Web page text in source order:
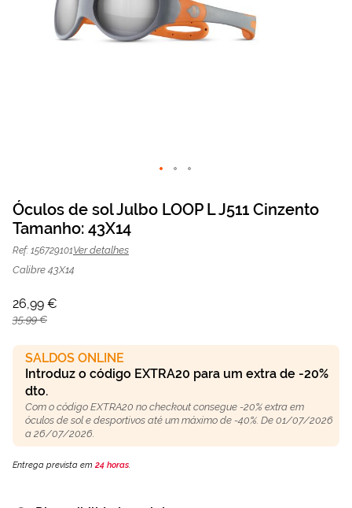
Óculos de sol Julbo J511 Cinzento |
Mais Optica
para
o
início
Galeria
de
Óculos de sol Julbo LOOP L J511 Cinzento
Tamanho: 43X14
Ref: 156729101Ver detalhes
Calibre 43X14
26,99 €
35,99 €
SALDOS ONLINE
Introduz o código EXTRA20 para um extra de -20%
dto.
Com o código EXTRA20 no checkout consegue -20% extra em
óculos de sol e desportivos até um máximo de -40%. De 01/07/2026
a 26/07/2026.
Entrega prevista em24 horas.